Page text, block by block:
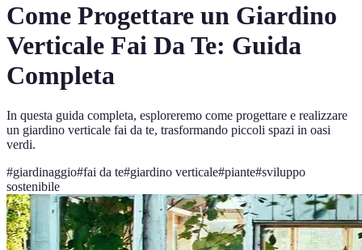
Come Progettare un Giardino
Verticale Fai Da Te: Guida
Completa
In questa guida completa, esploreremo come progettare e realizzare
un giardino verticale fai da te, trasformando piccoli spazi in oasi
verdi.
#giardinaggio#fai da te#giardino verticale#piante#sviluppo
sostenibile